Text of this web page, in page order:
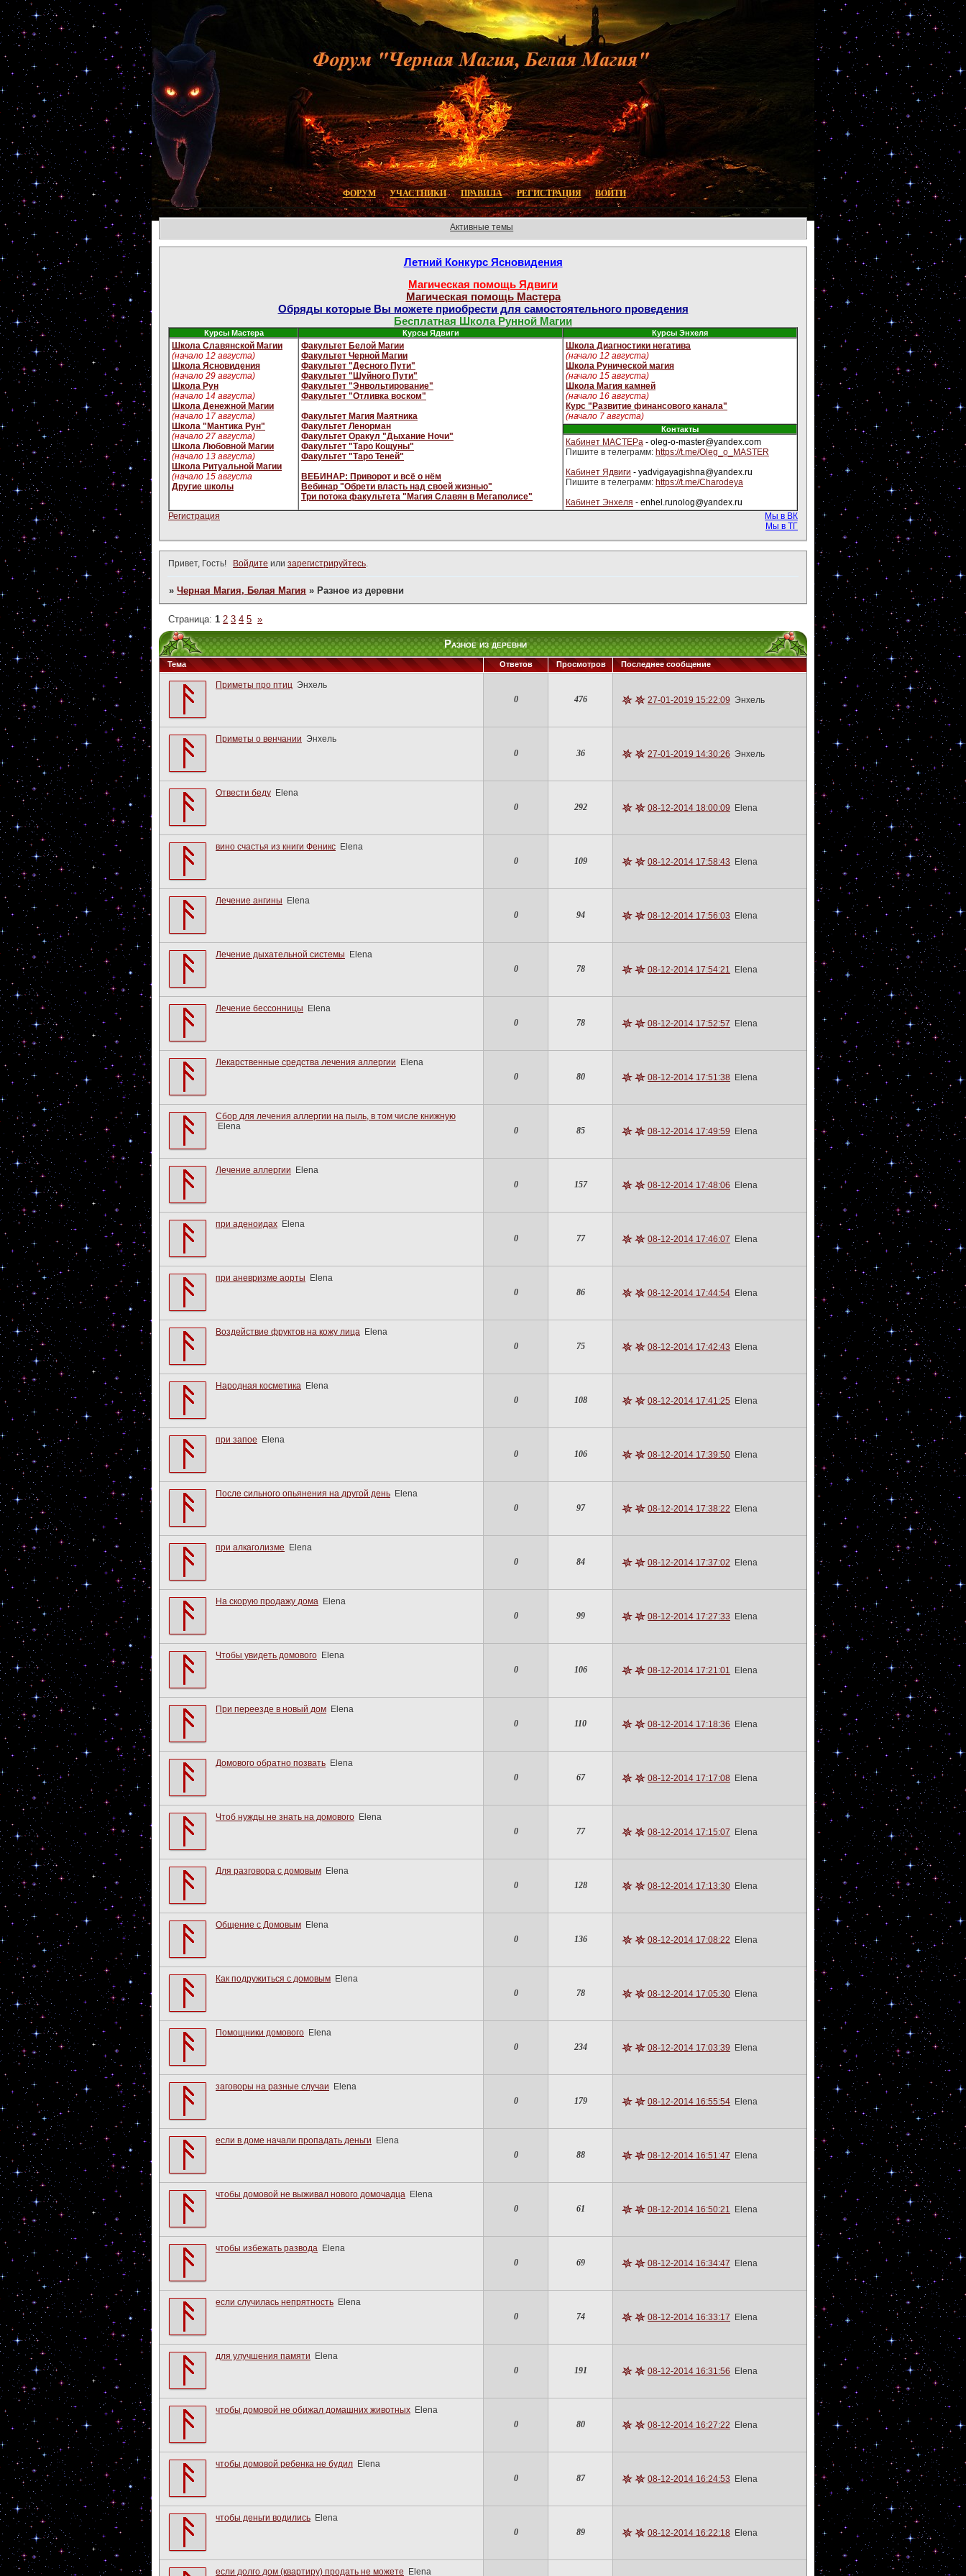
ФОРУМ УЧАСТНИКИ ПРАВИЛА РЕГИСТРАЦИЯ ВОЙТИ
Активные темы
Летний Конкурс Ясновидения
Магическая помощь Ядвиги
Магическая помощь Мастера
Обряды которые Вы можете приобрести для самостоятельного проведения
Бесплатная Школа Рунной Магии
Курсы Мастера Курсы Ядвиги Курсы Энхеля
Школа Славянской Магии
(начало 12 августа)
Школа Ясновидения
(начало 29 августа)
Школа Рун
(начало 14 августа)
Школа Денежной Магии
(начало 17 августа)
Школа "Мантика Рун"
(начало 27 августа)
Школа Любовной Магии
(начало 13 августа)
Школа Ритуальной Магии
(начало 15 августа
Другие школы
Факультет Белой Магии
Факультет Черной Магии
Факультет "Десного Пути"
Факультет "Шуйного Пути"
Факультет "Энвольтирование"
Факультет "Отливка воском"
Факультет Магия Маятника
Факультет Ленорман
Факультет Оракул "Дыхание Ночи"
Факультет "Таро Кощуны"
Факультет "Таро Теней"
ВЕБИНАР: Приворот и всё о нём
Вебинар "Обрети власть над своей жизнью"
Три потока факультета "Магия Славян в Мегаполисе"
Школа Диагностики негатива
(начало 12 августа)
Школа Рунической магия
(начало 15 августа)
Школа Магия камней
(начало 16 августа)
Курс "Развитие финансового канала"
(начало 7 августа)
Контакты
Кабинет МАСТЕРа - oleg-o-master@yandex.com
Пишите в телеграмм: https://t.me/Oleg_o_MASTER
Кабинет Ядвиги - yadvigayagishna@yandex.ru
Пишите в телеграмм: https://t.me/Charodeya
Кабинет Энхеля - enhel.runolog@yandex.ru
Регистрация
Мы в ВК
Мы в ТГ
Привет, Гость! Войдите или зарегистрируйтесь
»Черная Магия, Белая Магия » Разное из деревни
Разное из деревни
Страница: 1 2 3 4 5 »
Тема Ответов Просмотров Последнее сообщение
Приметы про птиц Энхель
0
476 27-01-2019 15:22:09 Энхель
Приметы о венчании Энхель
0
36 27-01-2019 14:30:26 Энхель
Отвести беду Elena
0
292 08-12-2014 18:00:09 Elena
вино счастья из книги Феникс Elena
0
109 08-12-2014 17:58:43 Elena
Лечение ангины
Elena
0
94 08-12-2014 17:56:03 Elena
Лечение дыхательной системы
Elena
0
78 08-12-2014 17:54:21 Elena
Лечение бессонницы
Elena
0
78 08-12-2014 17:52:57 Elena
Лекарственные средства лечения аллергии
Elena
0
80 08-12-2014 17:51:38 Elena
Сбор для лечения аллергии на пыль, в том числе книжную
Elena
0 85 08-12-2014 17:49:59 Elena
Лечение аллергии
Elena
0
157 08-12-2014 17:48:06 Elena
при аденоидах Elena
0
77 08-12-2014 17:46:07 Elena
при аневризме аорты
Elena
0
86 08-12-2014 17:44:54 Elena
Воздействие фруктов на кожу лица Elena
0
75 08-12-2014 17:42:43 Elena
Народная косметика Elena
0
108 08-12-2014 17:41:25 Elena
при запое
Elena
0
106 08-12-2014 17:39:50 Elena
После сильного опьянения на другой день Elena
0
97 08-12-2014 17:38:22 Elena
при алкаголизме
Elena
0
84 08-12-2014 17:37:02 Elena
На скорую продажу дома Elena
0
99 08-12-2014 17:27:33 Elena
Чтобы увидеть домового Elena
0
106 08-12-2014 17:21:01 Elena
При переезде в новый дом Elena
0
110 08-12-2014 17:18:36 Elena
Домового обратно позвать Elena
0
67 08-12-2014 17:17:08 Elena
Чтоб нужды не знать на домового Elena
0
77 08-12-2014 17:15:07 Elena
Для разговора с домовым Elena
0
128 08-12-2014 17:13:30 Elena
Общение с Домовым Elena
0
136 08-12-2014 17:08:22 Elena
Как подружиться с домовым Elena
0
78 08-12-2014 17:05:30 Elena
Помощники домового Elena
0
234 08-12-2014 17:03:39 Elena
заговоры на разные случаи
Elena
0
179 08-12-2014 16:55:54 Elena
если в доме начали пропадать деньги
Elena
0
88 08-12-2014 16:51:47 Elena
чтобы домовой не выживал нового домочадца Elena
0
61 08-12-2014 16:50:21 Elena
чтобы избежать развода Elena
0
69 08-12-2014 16:34:47 Elena
если случилась непрятность Elena
0
74 08-12-2014 16:33:17 Elena
для улучшения памяти
Elena
0
191 08-12-2014 16:31:56 Elena
чтобы домовой не обижал домашних животных Elena
0
80 08-12-2014 16:27:22 Elena
чтобы домовой ребенка не будил Elena
0
87 08-12-2014 16:24:53 Elena
чтобы деньги водились Elena
0
89 08-12-2014 16:22:18 Elena
если долго дом (квартиру) продать не можете Elena